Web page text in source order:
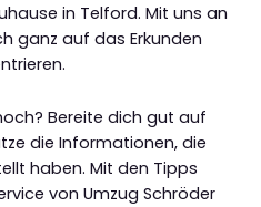
in Telford. Mit uns an
ganz auf das Erkunden
Bereite dich gut auf
die Informationen, die
haben. Mit den Tipps
von Umzug Schröder